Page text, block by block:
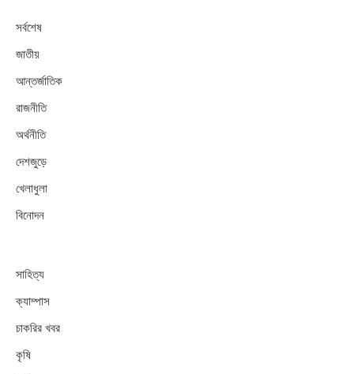
সর্বশেষ
জাতীয়
আন্তর্জাতিক
রাজনীতি
অর্থনীতি
দেশজুড়ে
খেলাধুলা
বিনোদন
সাহিত্য
ক্যাম্পাস
চাকরির খবর
কৃষি